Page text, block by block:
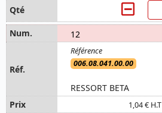
12
006.08.041.00.00
RESSORT BETA
1,04 € H.T